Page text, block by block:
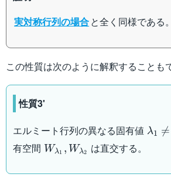
実対称行列の場合と全く同様である。
この性質は次のように解釈することも
性質3'
エルミート行列の異なる固有値 λ1 
=
有空間 W_{\lambda_1},
Wλ1 , Wλ2 は直交する。